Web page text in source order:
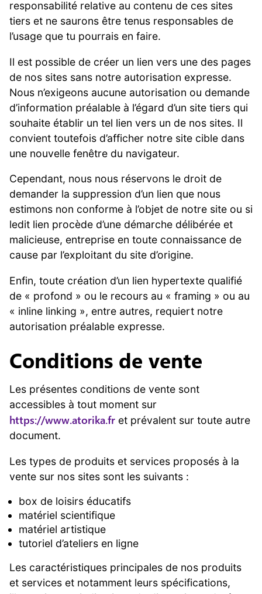
responsabilité relative au contenu de ces sites
tiers et ne saurons être tenus responsables de
l’usage que tu pourrais en faire.
Il est possible de créer un lien vers une des pages
de nos sites sans notre autorisation expresse.
Nous n’exigeons aucune autorisation ou demande
d’information préalable à l’égard d’un site tiers qui
souhaite établir un tel lien vers un de nos sites. Il
convient toutefois d’afficher notre site cible dans
une nouvelle fenêtre du navigateur.
Cependant, nous nous réservons le droit de
demander la suppression d’un lien que nous
estimons non conforme à l’objet de notre site ou si
ledit lien procède d’une démarche délibérée et
malicieuse, entreprise en toute connaissance de
cause par l’exploitant du site d’origine.
Enfin, toute création d’un lien hypertexte qualifié
de « profond » ou le recours au « framing » ou au
« inline linking », entre autres, requiert notre
autorisation préalable expresse.
Conditions de vente
Les présentes conditions de vente sont
accessibles à tout moment sur
https://www.atorika.fr et prévalent sur toute autre
document.
Les types de produits et services proposés à la
vente sur nos sites sont les suivants :
box de loisirs éducatifs
matériel scientifique
matériel artistique
tutoriel d’ateliers en ligne
Les caractéristiques principales de nos produits
et services et notamment leurs spécifications,